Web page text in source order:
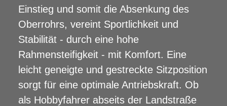
Einstieg und somit die Absenkung des
Oberrohrs, vereint Sportlichkeit und
Stabilität - durch eine hohe
Rahmensteifigkeit - mit Komfort. Eine
leicht geneigte und gestreckte Sitzposition
sorgt für eine optimale Antriebskraft. Ob
als Hobbyfahrer abseits der Landstraße